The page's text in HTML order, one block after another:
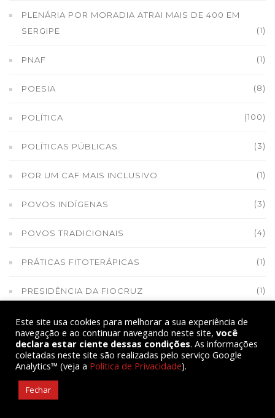
PLENÁRIA POR MORADIA ATRAI MAIS DE 400 EM
SERGIPE
(1)
PNAF (1)
POESIA (8)
POLÍTICA (100)
POLÍTICAS PÚBLICAS (3)
POR UM CAF MAIS INCLUSIVO (1)
POVOS INDÍGENAS (3)
POVOS TRADICIONAIS (4)
PRÁTICAS FITOTERÁPICAS (1)
PRESIDÊNCIA DA FIOCRUZ (1)
PREVIDÊNCIA
PRO SAVANA (5)
Este site usa cookies para melhorar a sua experiência de
navegação e ao continuar navegando neste site, você
declara estar ciente dessas condições. As informações
coletadas neste site são realizadas pelo serviço Google
Analytics™ (veja a Política de Privacidade).
Fechar